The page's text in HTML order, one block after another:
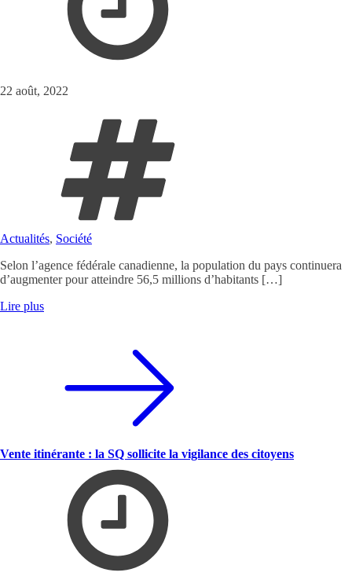
22 août, 2022
Actualités, Société
Selon l’agence fédérale canadienne, la population du pays continuera
d’augmenter pour atteindre 56,5 millions d’habitants […]
Lire plus
Vente itinérante : la SQ sollicite la vigilance des citoyens